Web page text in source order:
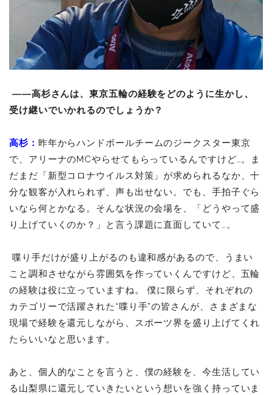
――高杉さんは、東京五輪の経験をどのように生かし、
受け継いでいかれるのでしょうか？
高杉： 昨年からハンドボールチームのジークスター東京
で、アリーナのMCやらせてもらっているんですけど…。ま
だまだ「新型コロナウイルス対策」が求められるなか、十
分な観客が入れられず、声も出せない。でも、手拍子ぐら
いなら何とかなる。そんな状況の会場を、「どうやって盛
り上げていくのか？」と言う課題に直面していて…。
喋り手だけが盛り上がるのも違和感があるので、うまい
こと調和させながら雰囲気を作っていくんですけど、五輪
の経験は役に立っていますね。 僕に限らず、それぞれの
カテゴリーで活躍された“喋り手”の皆さんが、さまざまな
現場で経験を還元しながら、スポーツ界を盛り上げてくれ
たらいいなと思います。
あと、個人的なことを言うと、僕の経験を、今生活してい
る山梨県に還元していきたいという想いを強く持っていま